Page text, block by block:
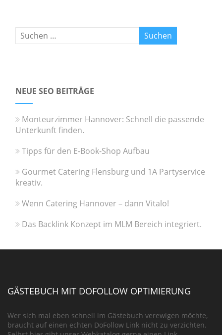
NEUE SEO BEITRÄGE
Monteurzimmer Hannover: Schnell die passende
Unterkunft finden.
Tipps für den E-Book-Shop Aufbau
Gourmet Catering Flensburg und 1A Partyservice
kreativ.
Wenn Catering Hannover – dann Vitalo!
Das Backlink Konzept im MLM Bereich integriert.
GÄSTEBUCH MIT DOFOLLOW OPTIMIERUNG
Wer sich mal eben schnell im Gästebuch verewigen möchte,
braucht auf einen echten DoFollow Link nicht zu verzichten.